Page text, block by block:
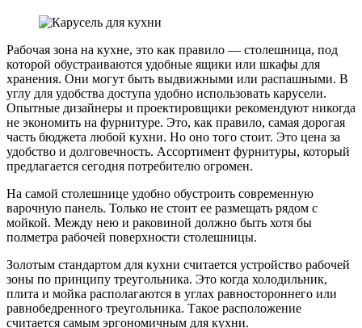
Рабочая зона на кухне, это как правило — столешница, под
которой обустраиваются удобные ящики или шкафы для
хранения. Они могут быть выдвижными или распашными. В
углу для удобства доступа удобно использовать карусели.
Опытные дизайнеры и проектировщики рекомендуют никогда
не экономить на фурнитуре. Это, как правило, самая дорогая
часть бюджета любой кухни. Но оно того стоит. Это цена за
удобство и долговечность. Ассортимент фурнитуры, который
предлагается сегодня потребителю огромен.
На самой столешнице удобно обустроить современную
варочную панель. Только не стоит ее размещать рядом с
мойкой. Между нею и раковиной должно быть хотя бы
полметра рабочей поверхности столешницы.
Золотым стандартом для кухни считается устройство рабочей
зоны по принципу треугольника. Это когда холодильник,
плита и мойка располагаются в углах равностороннего или
равнобедренного треугольника. Такое расположение
считается самым эргономичным для кухни.